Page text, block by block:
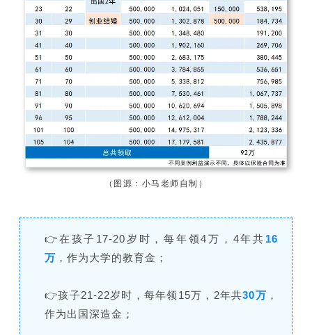
（ 图源：小马老师自制）
👉在孩子17-20岁时，每年领4万，4年共 16
万 ，作为大学的教育金；
👉孩子21-22岁时，每年领15万，2年共30万 ，
作为出国深造金；